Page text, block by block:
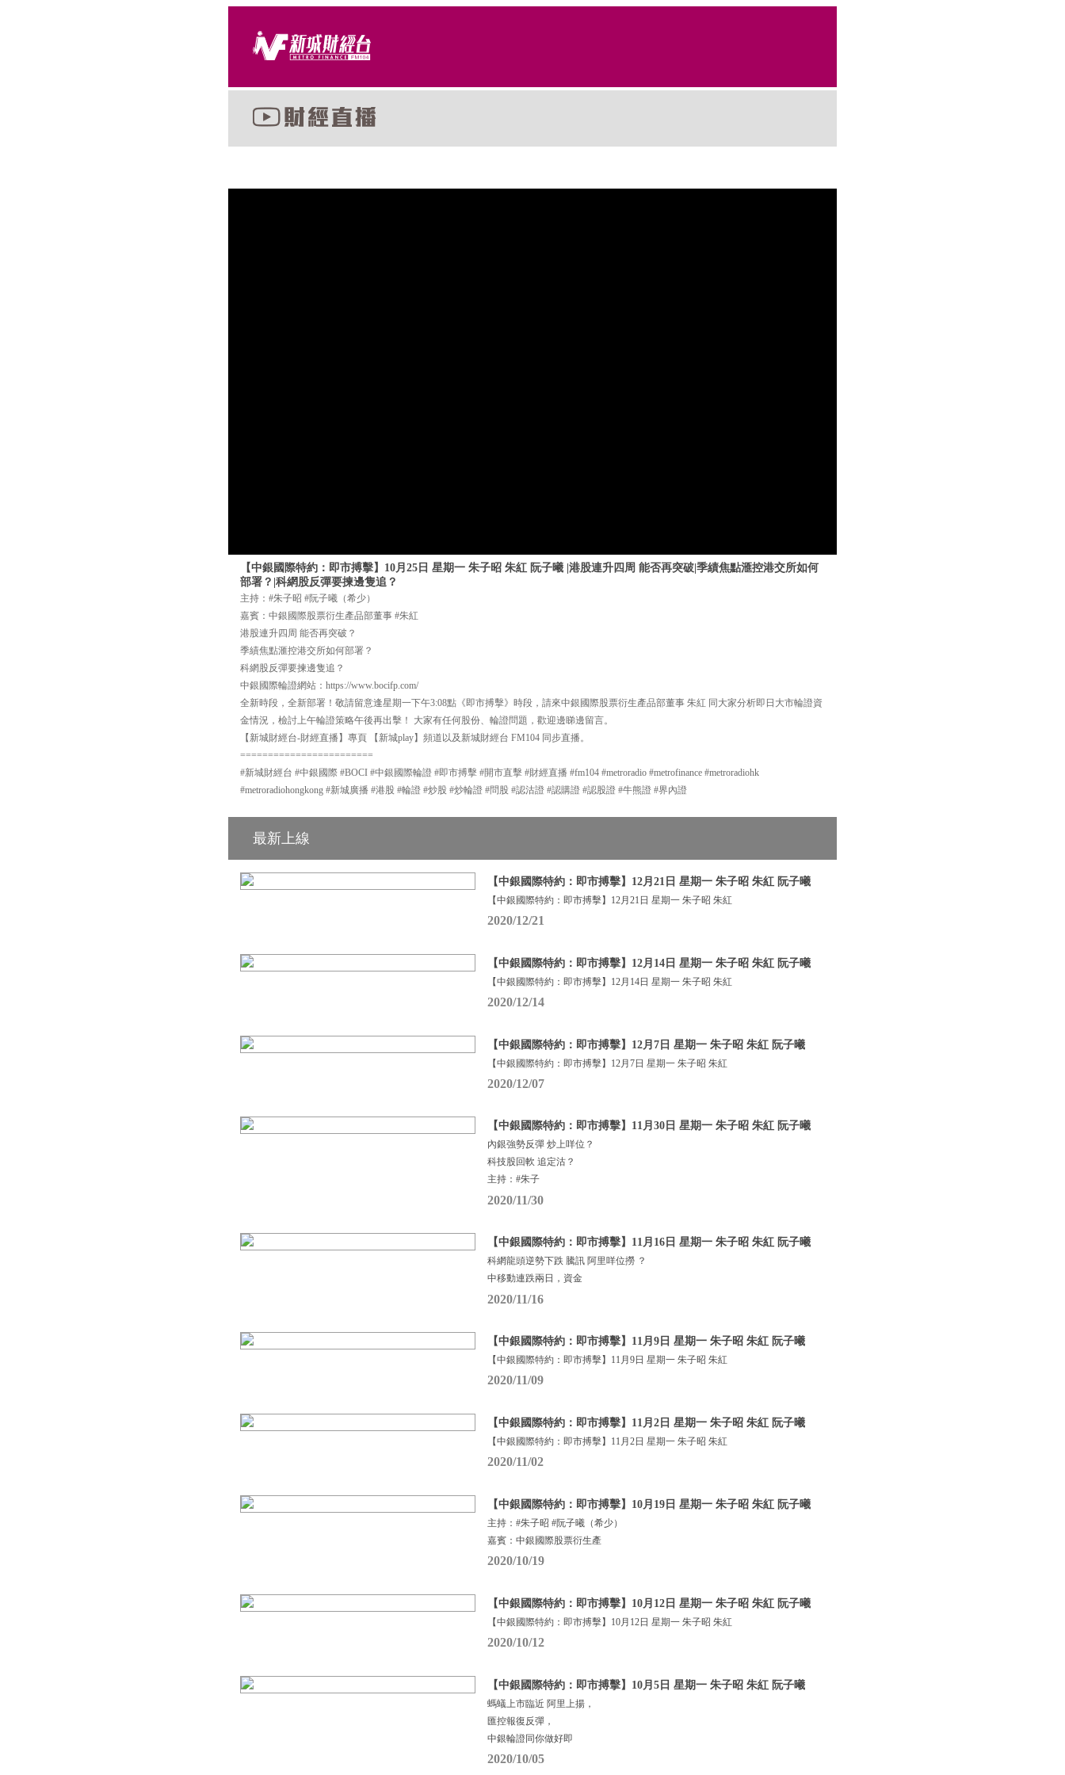
【中銀國際特約：即市搏擊】10月25日 星期一 朱子昭 朱紅 阮子曦 |港股連升四周 能否再突破|季績焦點滙控港交所如何
部署？|科網股反彈要揀邊隻追？
主持：#朱子昭 #阮子曦（希少）
嘉賓：中銀國際股票衍生產品部董事 #朱紅
港股連升四周 能否再突破？
季績焦點滙控港交所如何部署？
科網股反彈要揀邊隻追？
中銀國際輪證網站：https://www.bocifp.com/
全新時段，全新部署！敬請留意逢星期一下午3:08點《即市搏擊》時段，請來中銀國際股票衍生產品部董事 朱紅 同大家分析即日大市輪證資
金情況，檢討上午輪證策略午後再出擊！ 大家有任何股份、輪證問題，歡迎邊睇邊留言。
【新城財經台-財經直播】專頁 【新城play】頻道以及新城財經台 FM104 同步直播。
========================
#新城財經台 #中銀國際 #BOCI #中銀國際輪證 #即市搏擊 #開市直擊 #財經直播 #fm104 #metroradio #metrofinance #metroradiohk
#metroradiohongkong #新城廣播 #港股 #輪證 #炒股 #炒輪證 #問股 #認沽證 #認購證 #認股證 #牛熊證 #界內證
最新上線
【中銀國際特約：即市搏擊】12月21日 星期一 朱子昭 朱紅 阮子曦
【中銀國際特約：即市搏擊】12月21日 星期一 朱子昭 朱紅
2020/12/21
【中銀國際特約：即市搏擊】12月14日 星期一 朱子昭 朱紅 阮子曦
【中銀國際特約：即市搏擊】12月14日 星期一 朱子昭 朱紅
2020/12/14
【中銀國際特約：即市搏擊】12月7日 星期一 朱子昭 朱紅 阮子曦
【中銀國際特約：即市搏擊】12月7日 星期一 朱子昭 朱紅
2020/12/07
【中銀國際特約：即市搏擊】11月30日 星期一 朱子昭 朱紅 阮子曦
內銀強勢反彈 炒上咩位？
科技股回軟 追定沽？
主持：#朱子
2020/11/30
【中銀國際特約：即市搏擊】11月16日 星期一 朱子昭 朱紅 阮子曦
科網龍頭逆勢下跌 騰訊 阿里咩位撈 ？
中移動連跌兩日，資金
2020/11/16
【中銀國際特約：即市搏擊】11月9日 星期一 朱子昭 朱紅 阮子曦
【中銀國際特約：即市搏擊】11月9日 星期一 朱子昭 朱紅
2020/11/09
【中銀國際特約：即市搏擊】11月2日 星期一 朱子昭 朱紅 阮子曦
【中銀國際特約：即市搏擊】11月2日 星期一 朱子昭 朱紅
2020/11/02
【中銀國際特約：即市搏擊】10月19日 星期一 朱子昭 朱紅 阮子曦
主持：#朱子昭 #阮子曦（希少）
嘉賓：中銀國際股票衍生產
2020/10/19
【中銀國際特約：即市搏擊】10月12日 星期一 朱子昭 朱紅 阮子曦
【中銀國際特約：即市搏擊】10月12日 星期一 朱子昭 朱紅
2020/10/12
【中銀國際特約：即市搏擊】10月5日 星期一 朱子昭 朱紅 阮子曦
螞蟻上市臨近 阿里上揚，
匯控報復反彈，
中銀輪證同你做好即
2020/10/05